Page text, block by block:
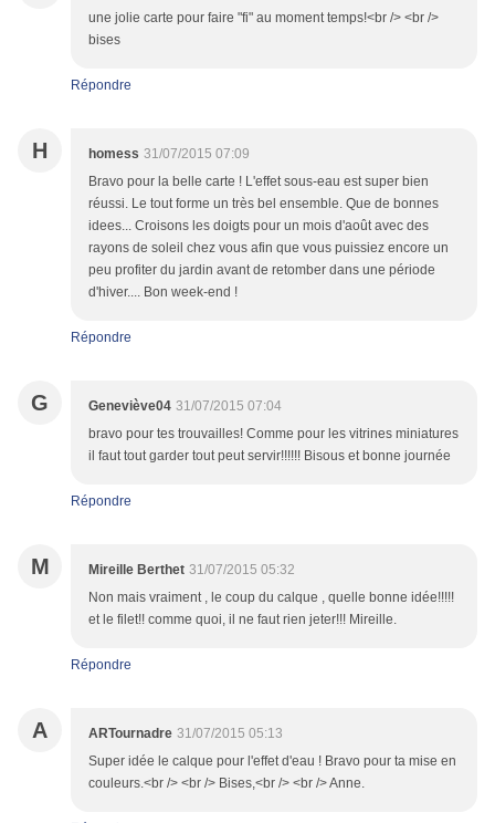
une jolie carte pour faire "fi" au moment temps!<br /> <br />
bises
Répondre
H homess 31/07/2015 07:09
Bravo pour la belle carte ! L'effet sous-eau est super bien
réussi. Le tout forme un très bel ensemble. Que de bonnes
idees... Croisons les doigts pour un mois d'août avec des
rayons de soleil chez vous afin que vous puissiez encore un
peu profiter du jardin avant de retomber dans une période
d'hiver.... Bon week-end !
Répondre
G Geneviève04 31/07/2015 07:04
bravo pour tes trouvailles! Comme pour les vitrines miniatures
il faut tout garder tout peut servir!!!!!! Bisous et bonne journée
Répondre
M Mireille Berthet 31/07/2015 05:32
Non mais vraiment , le coup du calque , quelle bonne idée!!!!!
et le filet!! comme quoi, il ne faut rien jeter!!! Mireille.
Répondre
A ARTournadre 31/07/2015 05:13
Super idée le calque pour l'effet d'eau ! Bravo pour ta mise en
couleurs.<br /> <br /> Bises,<br /> <br /> Anne.